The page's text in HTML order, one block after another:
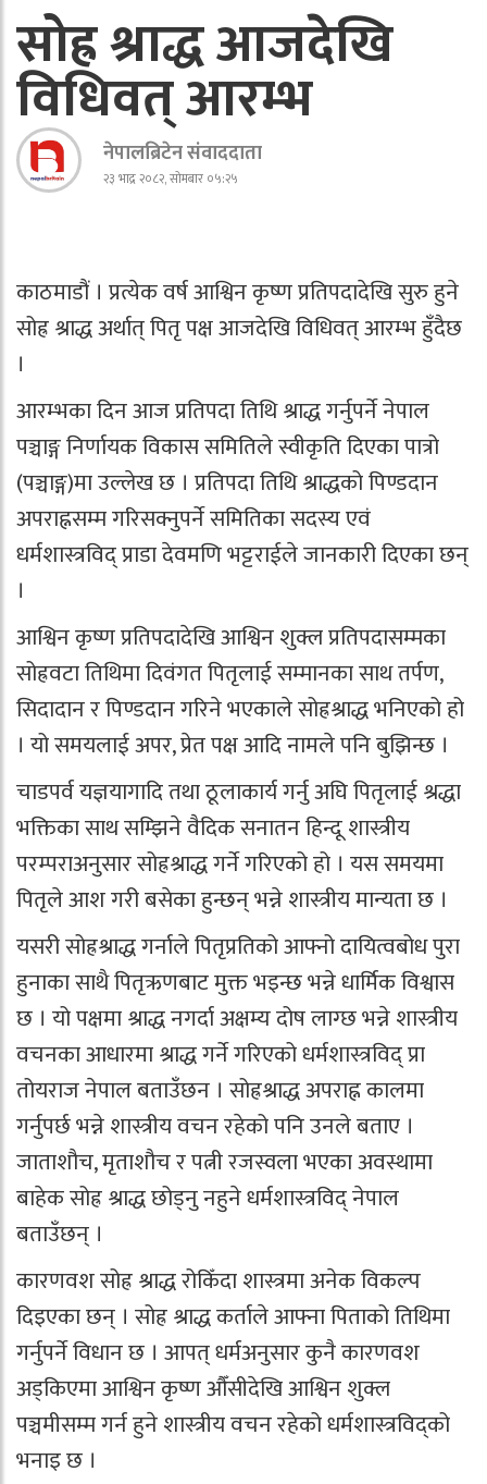
सोह्र श्राद्ध आजदेखि
विधिवत् आरम्भ
नेपालब्रिटेन संवाददाता
२३ भाद्र २०८२, सोमबार ०५:२५
काठमाडौं । प्रत्येक वर्ष आश्विन कृष्ण प्रतिपदादेखि सुरु हुने
सोह्र श्राद्ध अर्थात् पितृ पक्ष आजदेखि विधिवत् आरम्भ हुँदैछ
।
आरम्भका दिन आज प्रतिपदा तिथि श्राद्ध गर्नुपर्ने नेपाल
पञ्चाङ्ग निर्णायक विकास समितिले स्वीकृति दिएका पात्रो
(पञ्चाङ्ग)मा उल्लेख छ । प्रतिपदा तिथि श्राद्धको पिण्डदान
अपराह्नसम्म गरिसक्नुपर्ने समितिका सदस्य एवं
धर्मशास्त्रविद् प्राडा देवमणि भट्टराईले जानकारी दिएका छन्
।
आश्विन कृष्ण प्रतिपदादेखि आश्विन शुक्ल प्रतिपदासम्मका
सोह्रवटा तिथिमा दिवंगत पितृलाई सम्मानका साथ तर्पण,
सिदादान र पिण्डदान गरिने भएकाले सोह्रश्राद्ध भनिएको हो
। यो समयलाई अपर, प्रेत पक्ष आदि नामले पनि बुझिन्छ ।
चाडपर्व यज्ञयागादि तथा ठूलाकार्य गर्नु अघि पितृलाई श्रद्धा
भक्तिका साथ सम्झिने वैदिक सनातन हिन्दू शास्त्रीय
परम्पराअनुसार सोह्रश्राद्ध गर्ने गरिएको हो । यस समयमा
पितृले आश गरी बसेका हुन्छन् भन्ने शास्त्रीय मान्यता छ ।
यसरी सोह्रश्राद्ध गर्नाले पितृप्रतिको आफ्नो दायित्वबोध पुरा
हुनाका साथै पितृऋणबाट मुक्त भइन्छ भन्ने धार्मिक विश्वास
छ । यो पक्षमा श्राद्ध नगर्दा अक्षम्य दोष लाग्छ भन्ने शास्त्रीय
वचनका आधारमा श्राद्ध गर्ने गरिएको धर्मशास्त्रविद् प्रा
तोयराज नेपाल बताउँछन । सोह्रश्राद्ध अपराह्न कालमा
गर्नुपर्छ भन्ने शास्त्रीय वचन रहेको पनि उनले बताए ।
जाताशौच, मृताशौच र पत्नी रजस्वला भएका अवस्थामा
बाहेक सोह्र श्राद्ध छोड्नु नहुने धर्मशास्त्रविद् नेपाल
बताउँछन् ।
कारणवश सोह्र श्राद्ध रोकिँदा शास्त्रमा अनेक विकल्प
दिइएका छन् । सोह्र श्राद्ध कर्ताले आफ्ना पिताको तिथिमा
गर्नुपर्ने विधान छ । आपत् धर्मअनुसार कुनै कारणवश
अड्किएमा आश्विन कृष्ण औँसीदेखि आश्विन शुक्ल
पञ्चमीसम्म गर्न हुने शास्त्रीय वचन रहेको धर्मशास्त्रविद्को
भनाइ छ ।